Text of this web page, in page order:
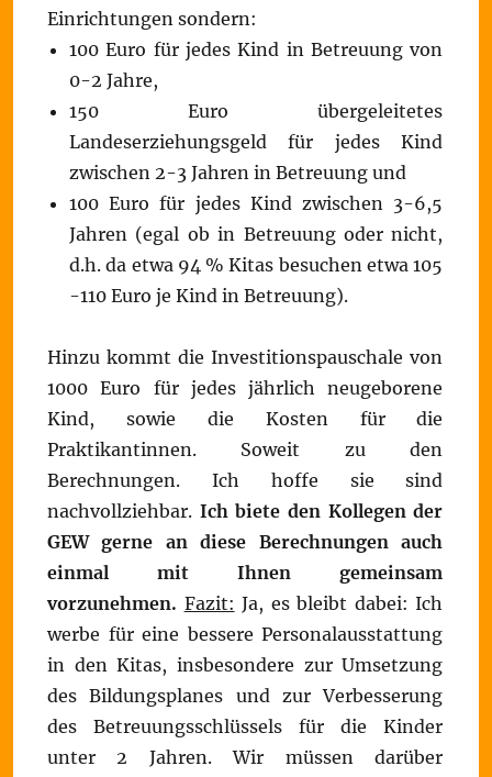
Einrichtungen sondern:
100 Euro für jedes Kind in Betreuung von
0-2 Jahre,
150 Euro übergeleitetes
Landeserziehungsgeld für jedes Kind
zwischen 2-3 Jahren in Betreuung und
100 Euro für jedes Kind zwischen 3-6,5
Jahren (egal ob in Betreuung oder nicht,
d.h. da etwa 94 % Kitas besuchen etwa 105
-110 Euro je Kind in Betreuung).
Hinzu kommt die Investitionspauschale von
1000 Euro für jedes jährlich neugeborene
Kind, sowie die Kosten für die
Praktikantinnen. Soweit zu den
Berechnungen. Ich hoffe sie sind
nachvollziehbar. Ich biete den Kollegen der
GEW gerne an diese Berechnungen auch
einmal mit Ihnen gemeinsam
vorzunehmen. Fazit: Ja, es bleibt dabei: Ich
werbe für eine bessere Personalausstattung
in den Kitas, insbesondere zur Umsetzung
des Bildungsplanes und zur Verbesserung
des Betreuungsschlüssels für die Kinder
unter 2 Jahren. Wir müssen darüber